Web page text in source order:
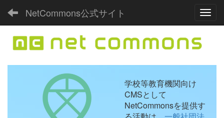
NetCommons公式サイト
学校等教育機関向け
CMSとして
NetCommonsを提供す